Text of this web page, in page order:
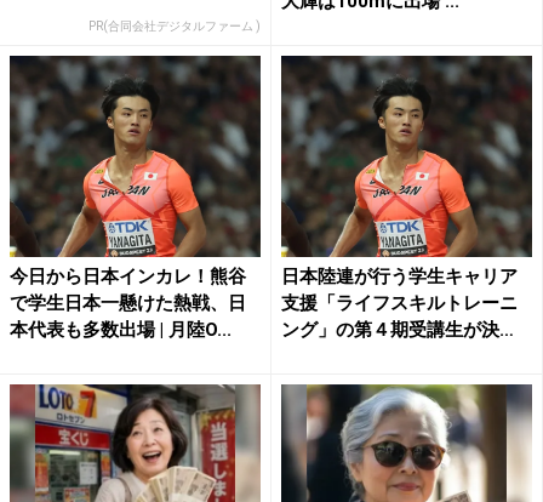
PR(合同会社デジタルファーム )
今日から日本インカレ！熊谷
で学生日本一懸けた熱戦、日
本代表も多数出場 | 月陸O...
日本陸連が行う学生キャリア
支援「ライフスキルトレーニ
ング」の第４期受講生が決